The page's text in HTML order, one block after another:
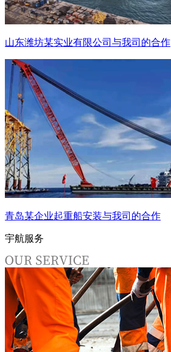
山东潍坊某实业有限公司与我司的合作
青岛某企业起重船安装与我司的合作
宇航服务